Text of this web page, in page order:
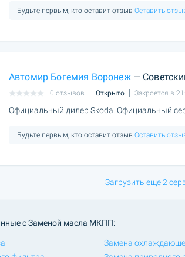
Будьте первым, кто оставит отзыв Оставить
Автомир Богемия Воронеж—
0 отзывов Открыто Закроется в
Официальный дилер Skoda. Официальный
Будьте первым, кто оставит отзыв Оставить
Загрузить еще 2
с Заменой масла МКПП:
Замена